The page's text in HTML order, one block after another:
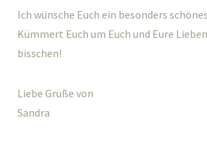
Ich wünsche Euch ein besonders
Kümmert Euch um Euch und Eure
bisschen!
Liebe Grüße von
Sandra